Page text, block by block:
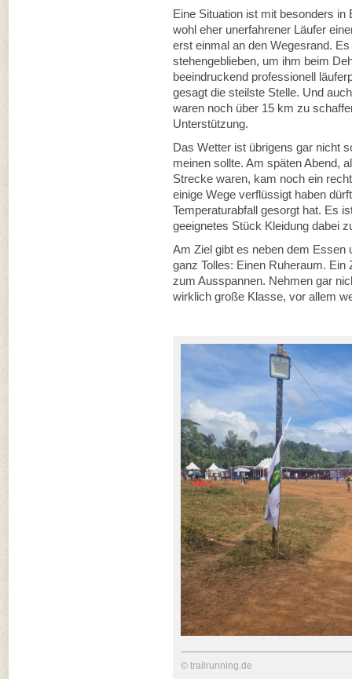
Eine Situation ist mit besonders
wohl eher unerfahrener Läufer
erst einmal an den Wegesrand.
stehengeblieben, um ihm beim
beeindruckend professionell
gesagt die steilste Stelle. Und
waren noch über 15 km zu
Unterstützung.
Das Wetter ist übrigens gar nicht
meinen sollte. Am späten Abend,
Strecke waren, kam noch ein
einige Wege verflüssigt haben
Temperaturabfall gesorgt hat. Es
geeignetes Stück Kleidung dabei
Am Ziel gibt es neben dem Essen
ganz Tolles: Einen Ruheraum.
zum Ausspannen. Nehmen gar
wirklich große Klasse, vor allem
© trailrunning.de